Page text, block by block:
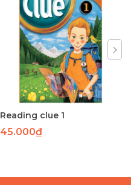
Reading clue 1
45.000₫